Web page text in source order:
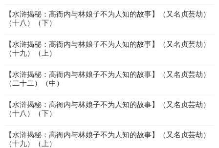
【水浒揭秘：高衙内与林娘子不为人知的故事】（又名贞芸劫）
（十八）（下）
【水浒揭秘：高衙内与林娘子不为人知的故事】（又名贞芸劫）
（十九）（上）
【水浒揭秘：高衙内与林娘子不为人知的故事】（又名贞芸劫）
（二十二）（中）
【水浒揭秘：高衙内与林娘子不为人知的故事】（又名贞芸劫）
（十八）（下）
【水浒揭秘：高衙内与林娘子不为人知的故事】（又名贞芸劫）
（十九）（上）